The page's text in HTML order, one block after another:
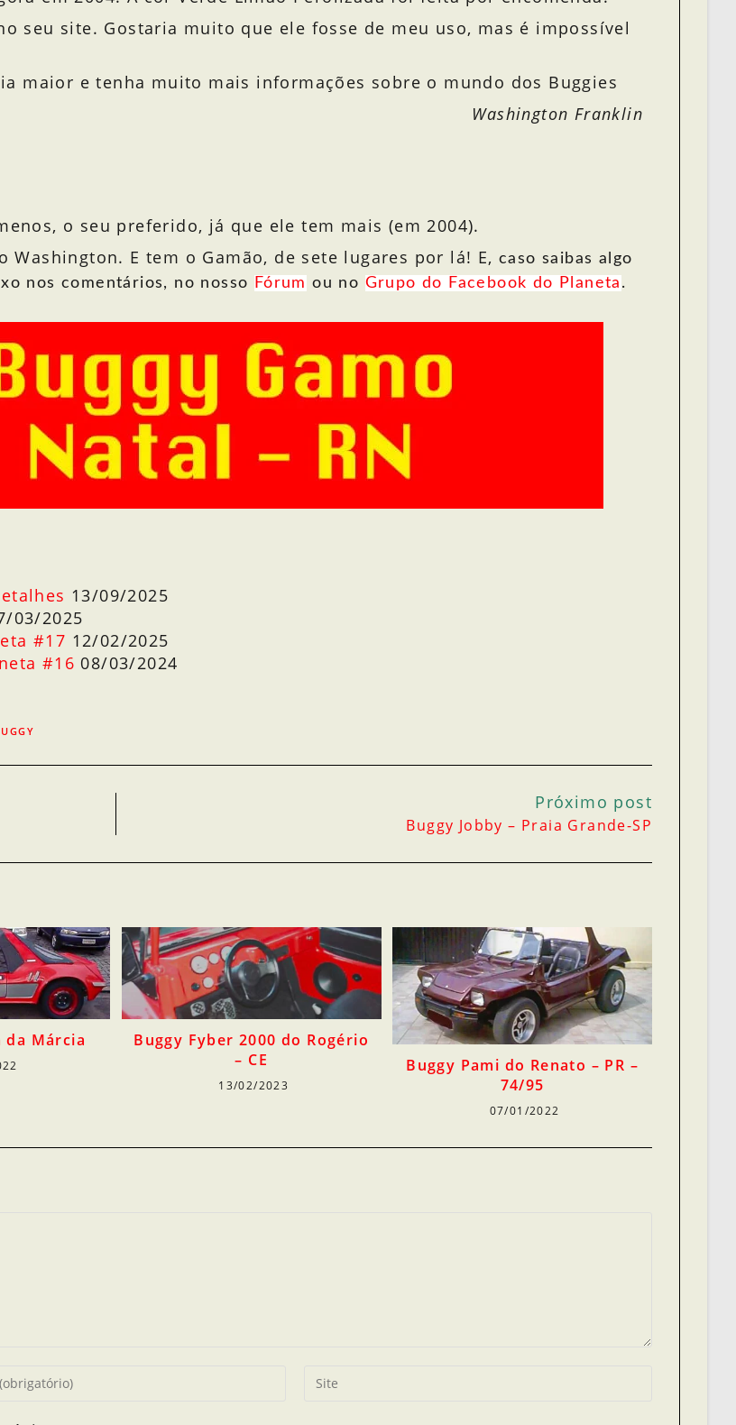
seu site. Gostaria muito que ele fosse de meu uso, mas é impossível
maior e tenha muito mais informações sobre o mundo dos Buggies
Washington Franklin
o seu preferido, já que ele tem mais (em 2004).
E tem o Gamão, de sete lugares por lá! E,caso saibas algo
nos comentários, no nosso
Fórum ou no Grupo do Facebook do Planeta .
13/09/2025
03/2025
#17 12/02/2025
#16 08/03/2024
Próximo post
Buggy Jobby – Praia Grande-SP
da Márcia
Buggy Fyber 2000 do Rogério
– CE
13/02/2023
Buggy Pami do Renato – PR –
74/95
07/01/2022